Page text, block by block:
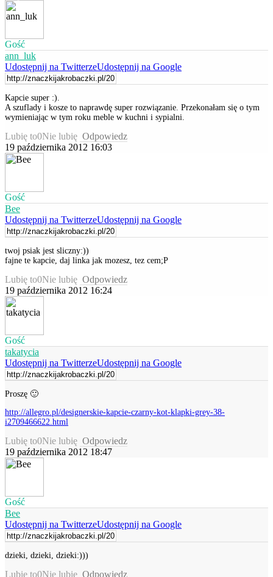
Gość
ann_luk
Udostępnij na TwitterzeUdostępnij na Google
Kapcie super :).
A szuflady i kosze to naprawdę super rozwiązanie. Przekonałam się o tym
wymieniając w tym roku meble w kuchni i sypialni.
Lubię to0Nie lubię Odpowiedz
19 października 2012 16:03
Gość
Bee
Udostępnij na TwitterzeUdostępnij na Google
twoj psiak jest sliczny:))
fajne te kapcie, daj linka jak mozesz, tez cem;P
Lubię to0Nie lubię Odpowiedz
19 października 2012 16:24
Gość
takatycia
Udostępnij na TwitterzeUdostępnij na Google
Proszę 🙂
http://allegro.pl/designerskie-kapcie-czarny-kot-klapki-grey-38-
i2709466622.html
Lubię to0Nie lubię Odpowiedz
19 października 2012 18:47
Gość
Bee
Udostępnij na TwitterzeUdostępnij na Google
dzieki, dzieki, dzieki:)))
Lubię to0Nie lubię Odpowiedz